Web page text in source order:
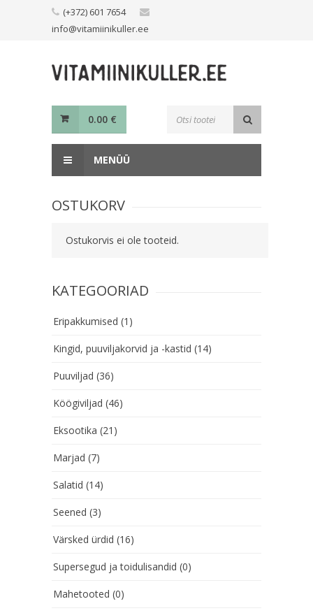
(+372) 601 7654
info@vitamiinikuller.ee
0.00 €
MENÜÜ
OSTUKORV
Ostukorvis ei ole tooteid.
KATEGOORIAD
Eripakkumised (1)
Kingid, puuviljakorvid ja -kastid (14)
Puuviljad (36)
Köögiviljad (46)
Eksootika (21)
Marjad (7)
Salatid (14)
Seened (3)
Värsked ürdid (16)
Supersegud ja toidulisandid (0)
Mahetooted (0)